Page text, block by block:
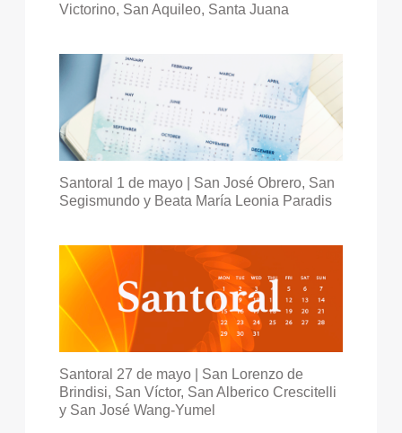
Victorino, San Aquileo, Santa Juana
Santoral 1 de mayo | San José Obrero, San
Segismundo y Beata María Leonia Paradis
Santoral 27 de mayo | San Lorenzo de
Brindisi, San Víctor, San Alberico Crescitelli
y San José Wang-Yumel